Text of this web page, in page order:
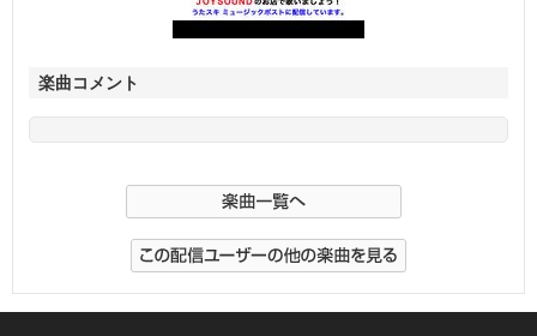
楽曲コメント